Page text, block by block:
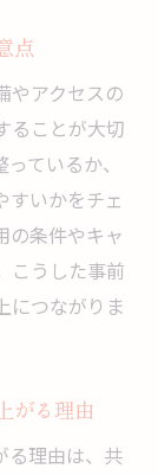
点
やアクセスの
ることが大切
ているか、
すいかをチェ
の条件やキャ
こうした事前
につながりま
がる理由
る理由は、共